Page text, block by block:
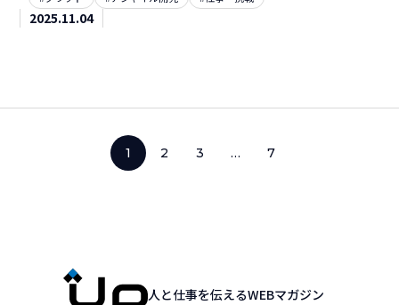
2025.11.04
1 2 3 … 7
人と仕事を伝えるWEBマガジン